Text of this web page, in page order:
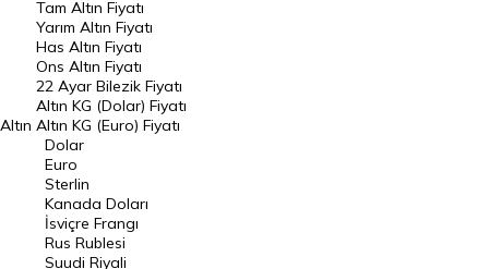
DÖVİZ
Döviz Kuru
Dolar Kuru
Euro Kuru
Pound Kuru
Frank Kuru
Riyal Kuru
Altın
Tam Altın Fiyatı
Yarım Altın Fiyatı
Has Altın Fiyatı
Ons Altın Fiyatı
22 Ayar Bilezik Fiyatı
Altın KG (Dolar) Fiyatı
Altın KG (Euro) Fiyatı
Dolar
Euro
Sterlin
Kanada Doları
İsviçre Frangı
Rus Rublesi
Suudi Riyali